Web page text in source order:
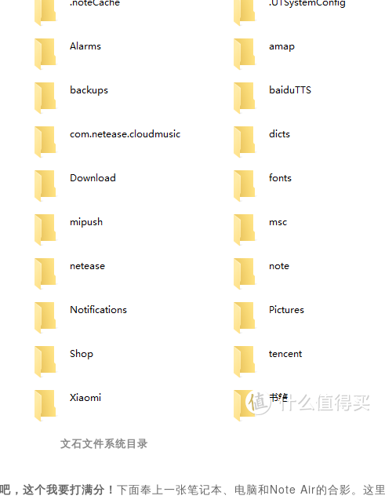
文石文件系统目录
，这个我要打满分！ 下面奉上一张笔记本、电脑和Note Air的合影。这里